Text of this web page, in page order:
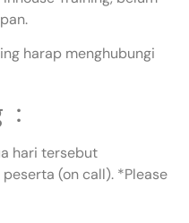
harap menghubungi
:
hari tersebut
(on call). *Please